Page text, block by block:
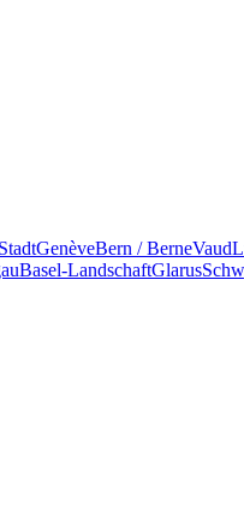
GenèveBern / BerneVaud
Basel-LandschaftGlarus